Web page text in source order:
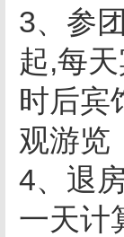
3、参
起,每
时后宾
观游览
4、退
一天计